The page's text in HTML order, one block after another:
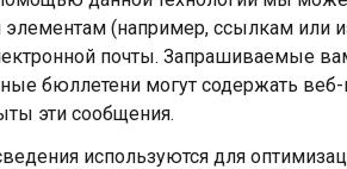
(например, ссылкам или
почты. Запрашиваемые
бюллетени могут содержать
эти сообщения.
используются для